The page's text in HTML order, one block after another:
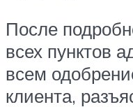
После
всех пунктов
всем
клиента,